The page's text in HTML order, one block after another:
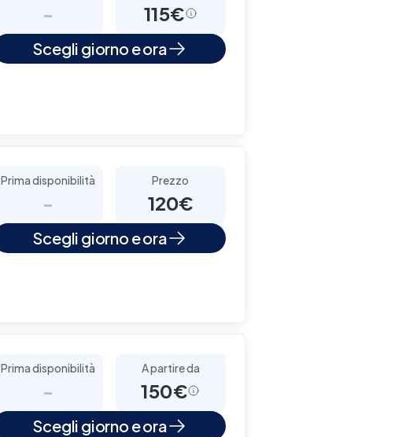
- 115€
Scegli giorno e ora
Prima disponibilità
-
Prezzo
120€
Scegli giorno e ora
Prima disponibilità
-
A partire da
150€
Scegli giorno e ora